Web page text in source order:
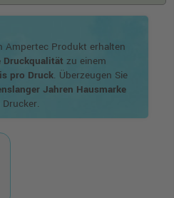
Ampertec Produkt erhalten
Druckqualität zu einem
pro Druck. Überzeugen Sie
Jahren Hausmarke